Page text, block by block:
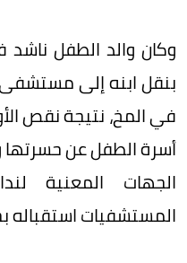
وكان والد الطفل
بنقل ابنه إلى
في المخ، نتيجة نقص
أسرة الطفل عن حسرتها
الجهات المعنية
المستشفيات استقباله